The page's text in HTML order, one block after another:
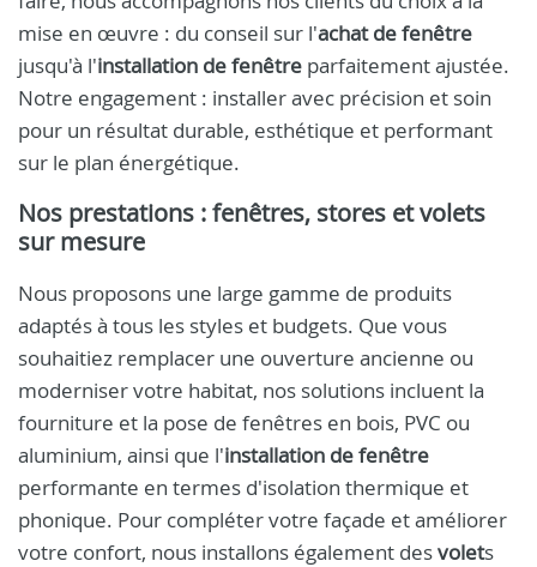
mise en œuvre : du conseil sur l'achat de fenêtre
jusqu'à l'installation de fenêtre parfaitement ajustée.
Notre engagement : installer avec précision et soin
pour un résultat durable, esthétique et performant
sur le plan énergétique.
Nos prestations : fenêtres, stores et volets
sur mesure
Nous proposons une large gamme de produits
adaptés à tous les styles et budgets. Que vous
souhaitiez remplacer une ouverture ancienne ou
moderniser votre habitat, nos solutions incluent la
fourniture et la pose de fenêtres en bois, PVC ou
aluminium, ainsi que l'installation de fenêtre
performante en termes d'isolation thermique et
phonique. Pour compléter votre façade et améliorer
votre confort, nous installons également desvolets